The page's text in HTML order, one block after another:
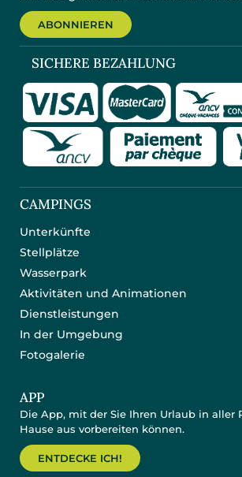
ABONNIEREN
SICHERE BEZAHLUNG
CAMPINGS
Unterkünfte
Stellplätze
Wasserpark
Aktivitäten und Animationen
Dienstleistungen
In der Umgebung
Fotogalerie
APP
Die App, mit der Sie Ihren Urlaub in aller
Hause aus vorbereiten können.
ENTDECKE ICH!